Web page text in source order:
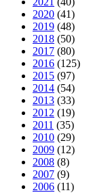
2020 (41)
2019 (48)
2018 (50)
2017 (80)
2016 (125)
2015 (97)
2014 (54)
2013 (33)
2012 (19)
2011 (35)
2010 (29)
2009 (12)
2008 (8)
2007 (9)
2006 (11)